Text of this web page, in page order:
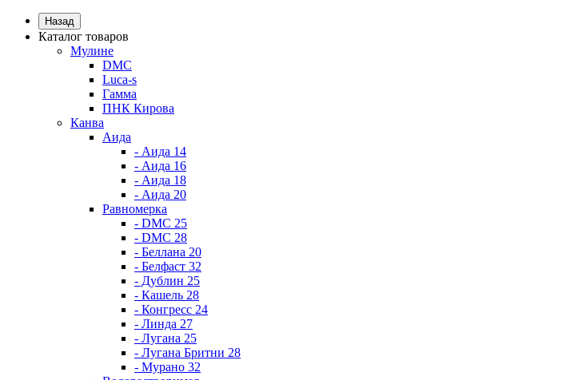
Назад
Каталог товаров
Мулине
DMC
Luca-s
Гамма
ПНК Кирова
Канва
Аида
- Аида 14
- Аида 16
- Аида 18
- Аида 20
Равномерка
- DMC 25
- DMC 28
- Беллана 20
- Белфаст 32
- Дублин 25
- Кашель 28
- Конгресс 24
- Линда 27
- Лугана 25
- Лугана Бритни 28
- Мурано 32